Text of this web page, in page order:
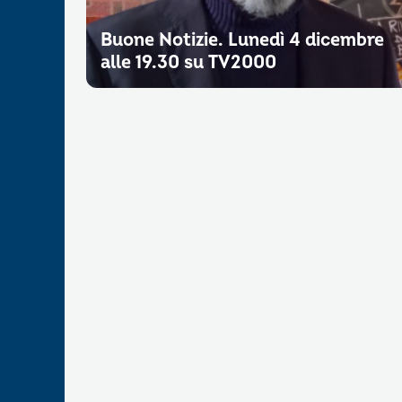
Buone Notizie. Lunedì 4 dicembre
alle 19.30 su TV2000